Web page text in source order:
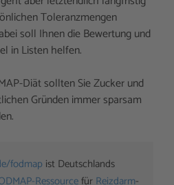
Toleranzmengen
soll Ihnen die Bewertung und
in Listen helfen.
Diät sollten Sie Zucker und
Gründen immer sparsam
fodmap ist Deutschlands
Ressource für Reizdarm-